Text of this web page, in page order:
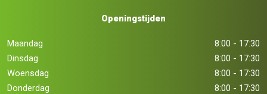
Openingstijden
Maandag
8:00 - 17:30
Dinsdag
8:00 - 17:30
Woensdag
8:00 - 17:30
Donderdag
8:00 - 17:30